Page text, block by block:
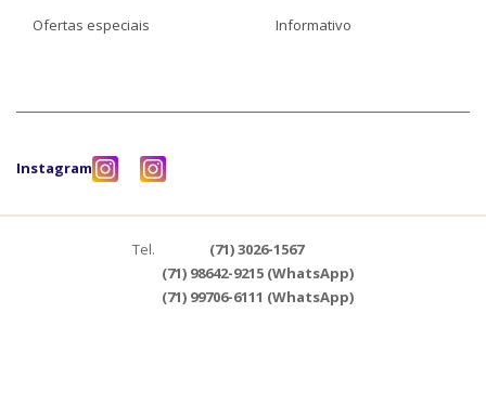
Ofertas especiais
Informativo
Instagram
Tel.
(71) 3026-1567
(71) 98642-9215 (WhatsApp)
(71) 99706-6111 (WhatsApp)